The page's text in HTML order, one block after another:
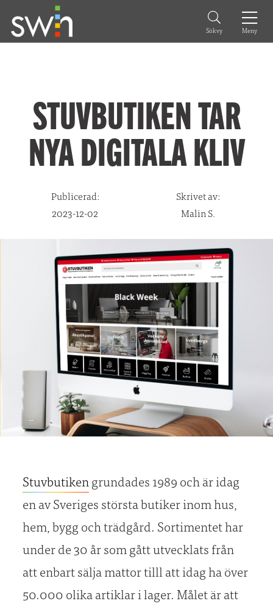
Sökvy Meny
STUVBUTIKEN TAR
NYA DIGITALA KLIV
Publicerad:
2023-12-02
Skrivet av:
Malin S.
Stuvbutikengrundades 1989 och är idag
en av Sveriges största butiker inom hus,
hem, bygg och trädgård. Sortimentet har
under de 30 år som gått utvecklats från
att enbart sälja mattor tilll att idag ha över
50.000 olika artiklar i lager. Målet är att